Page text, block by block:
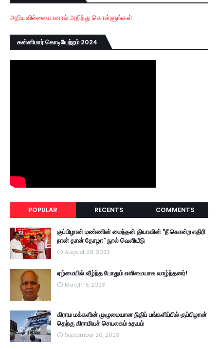
அறியவில்லையானால் அறிந்து கொள்ளுங்கள்
கன்னிமார் கொடியேற்றம் 2024
POPULAR RECENTS COMMENTS
குப்பிழான் மண்ணின் மைந்தன் தியாவின் "நீ கொன்ற எதிரி
நான் தான் தோழா" நூல் வெளியீடு
August 20, 2023
ஏழ்மையில் வீழ்ந்த போதும் எளிமையாக வாழ்ந்தனர்!
March 15, 2023
கிராம மக்களின் முழுமையான நிதிப் பங்களிப்பில் குப்பிழான்
தெற்கு கிராமியச் செயலகம் உதயம்
September 20, 2023